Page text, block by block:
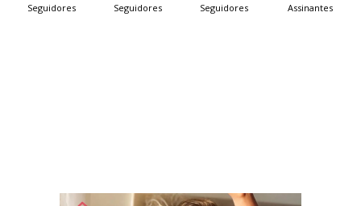
Seguidores Seguidores Seguidores Assinantes